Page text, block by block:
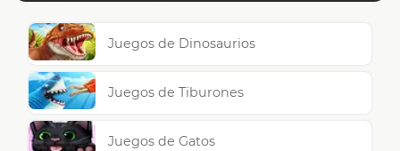
Juegos de Dinosaurios
Juegos de Tiburones
Juegos de Gatos